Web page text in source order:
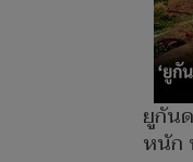
ยูกัน
หนัก